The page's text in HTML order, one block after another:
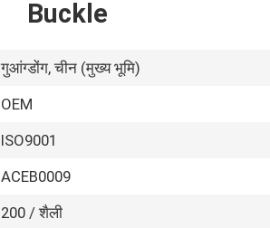
Buckle
गुआंग्डोंग, चीन (मुख्य भूमि)
OEM
ISO9001
ACEB0009
200 / शैली